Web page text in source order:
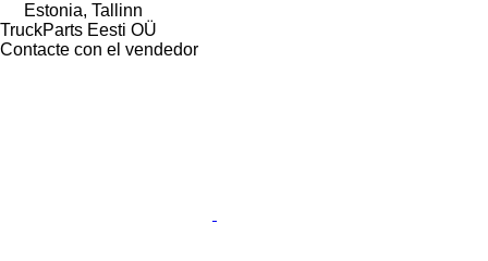
Estonia, Tallinn
TruckParts Eesti OÜ
Contacte con el vendedor